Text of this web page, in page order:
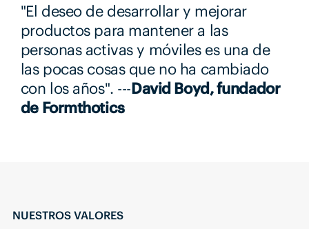
"El deseo de desarrollar y mejorar
productos para mantener a las
personas activas y móviles es una de
las pocas cosas que no ha cambiado
con los años". ---David Boyd, fundador
de Formthotics
NUESTROS VALORES